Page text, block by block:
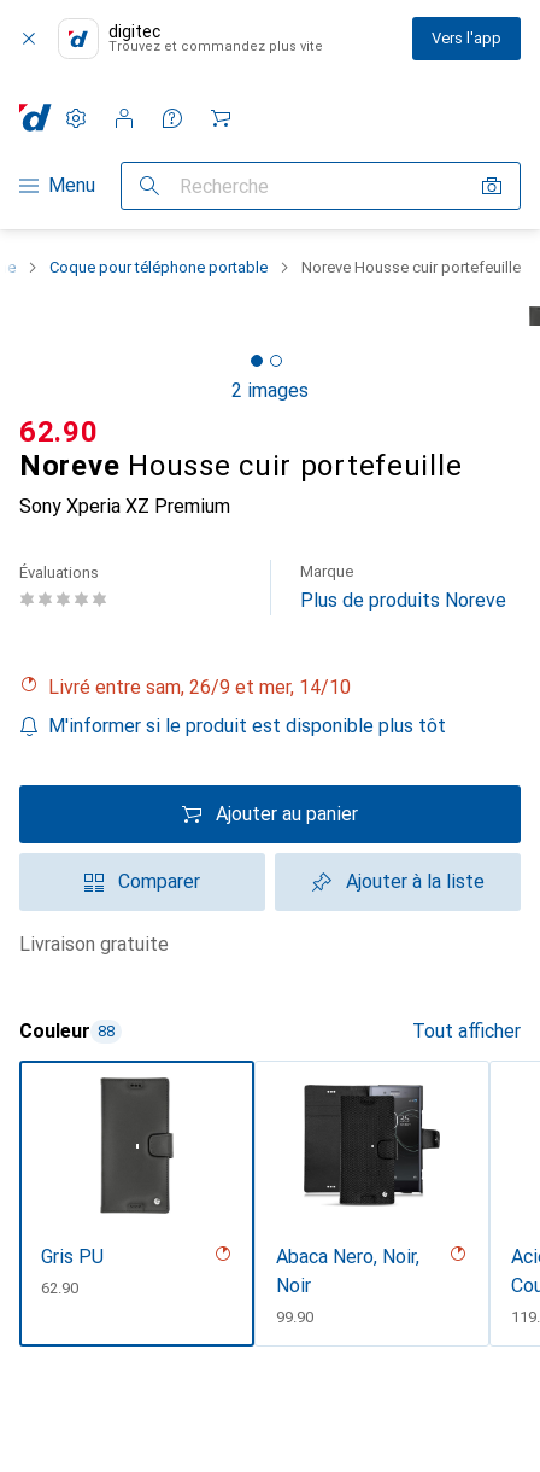
digitec
Trouvez et commandez plus vite Vers l'app
Navigation par catégorie
Menu Recherche
Paramètres
Compte client
Listes de comparaison
Listes d'envies
Panier
Coque pour téléphone portable Noreve Housse cuir portefeuille
2 images
Noreve Housse cuir portefeuille
Sony Xperia XZ Premium
CHF
62.90
Évaluations Marque
Plus de produits Noreve
Livré entre sam, 26/9 et mer, 14/10
M'informer si le produit est disponible plus tôt
Ajouter au panier
Comparer Ajouter à la liste
livraison gratuite
Couleur 88 Tout afficher
Gris PU
CHF
62.90
Abaca Nero, Noir,
Noir
CHF
99.90 CHF